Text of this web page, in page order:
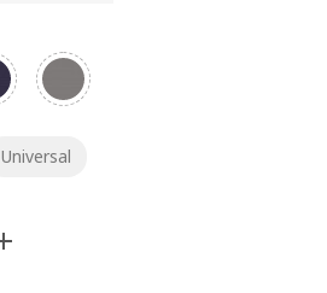
Universal